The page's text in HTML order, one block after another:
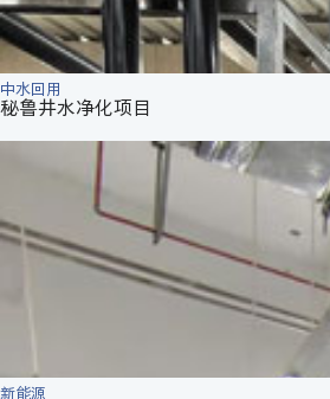
中水回用
秘鲁井水净化项目
新能源